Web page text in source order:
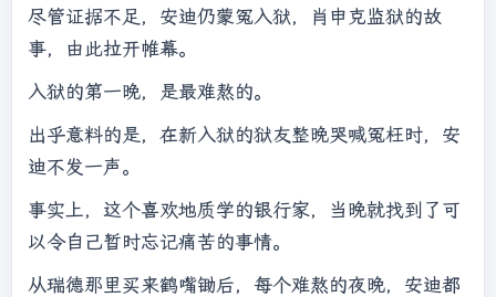
尽管证据不足，安迪仍蒙冤入狱，肖申克监狱的故
事，由此拉开帷幕。
入狱的第一晚，是最难熬的。
出乎意料的是，在新入狱的狱友整晚哭喊冤枉时，安
迪不发一声。
事实上，这个喜欢地质学的银行家，当晚就找到了可
以令自己暂时忘记痛苦的事情。
从瑞德那里买来鹤嘴锄后，每个难熬的夜晚，安迪都